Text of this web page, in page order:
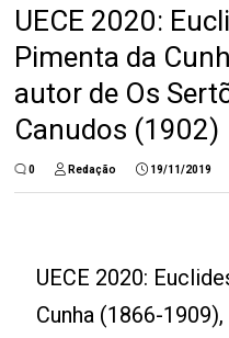
UECE 2020:
Pimenta da
autor de Os
Canudos (1902)
0 Redação 19/11/2019
UECE 2020:
Cunha (1866-